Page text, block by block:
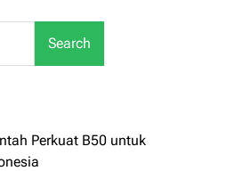
Search
Perkuat B50 untuk